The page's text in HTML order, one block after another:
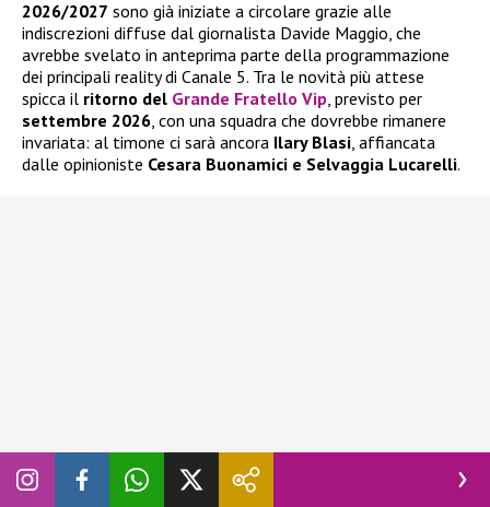
2026/2027 sono già iniziate a circolare grazie alle
indiscrezioni diffuse dal giornalista Davide Maggio, che
avrebbe svelato in anteprima parte della programmazione
dei principali reality di Canale 5. Tra le novità più attese
spicca il ritorno del Grande Fratello Vip , previsto per
settembre 2026 , con una squadra che dovrebbe rimanere
invariata: al timone ci sarà ancora Ilary Blasi , affiancata
dalle opinioniste Cesara Buonamici e Selvaggia Lucarelli.